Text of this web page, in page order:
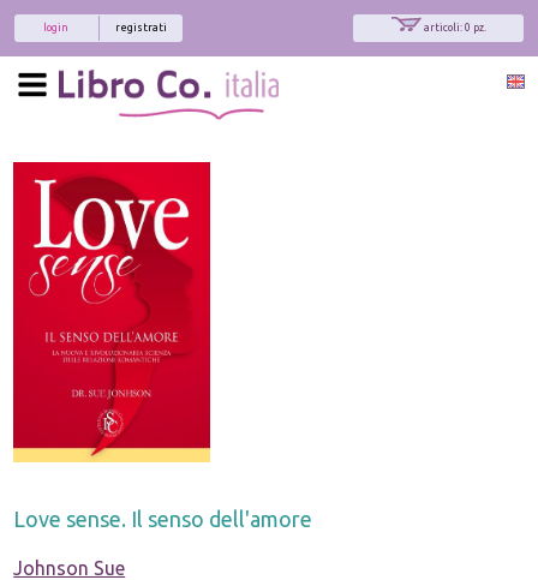
articoli: 0 pz.
registrati
login
Love sense. Il senso dell'amore
Johnson Sue